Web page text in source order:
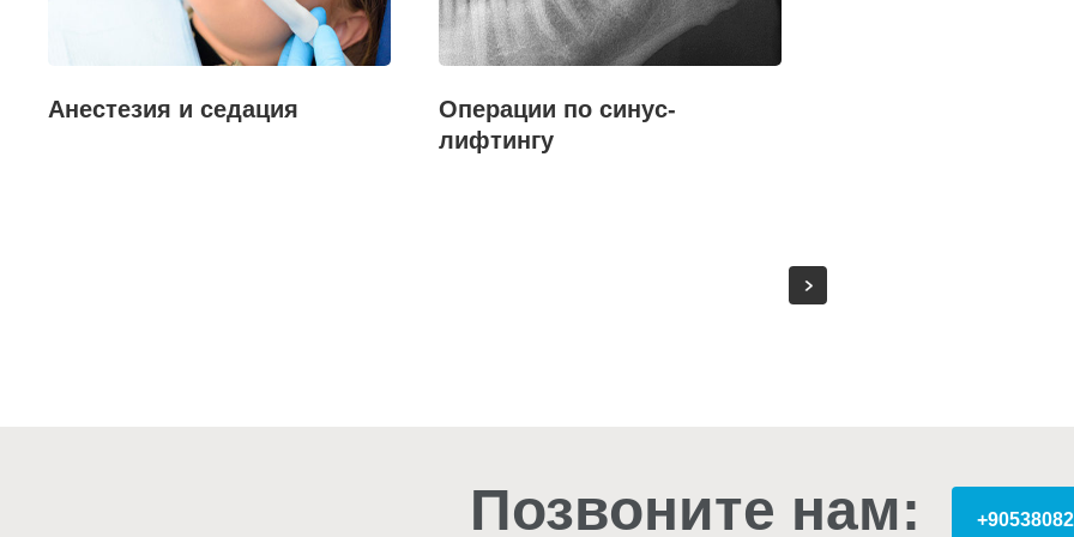
Анестезия и седация
Операции по синус-
лифтингу
Позвоните нам: